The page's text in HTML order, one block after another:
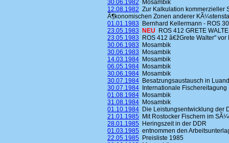
30.06.1982 Mosambik
12.08.1982 Zur Kalkulation kommerzieller
Ã¶konomischen Zonen anderer
01.01.1983 Bernhard Kellermann - ROS
23.05.1983
NEU ROS 412 GRETE
23.05.1983 ROS 412 â€žGrete Walter"
30.06.1983 Mosambik
30.06.1983 Mosambik
14.03.1984 Mosambik
06.05.1984 Mosambik
30.06.1984 Mosambik
30.07.1984 Besatzungsaustausch in
30.07.1984 Internationale
01.08.1984 Mosambik
31.08.1984 Mosambik
01.10.1984 Die Leistungsentwicklung der
21.01.1985 Mit Rostocker Fischern im
28.01.1985 Heringszeit in der DDR
01.03.1985 entnommen den
22.05.1985 Preisliste 1985